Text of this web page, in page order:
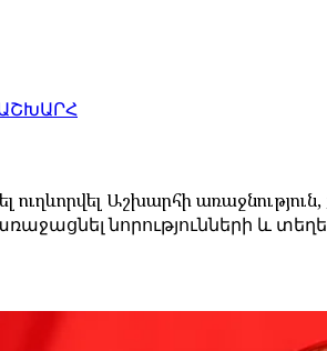
Աշխարհի
նորությունների և